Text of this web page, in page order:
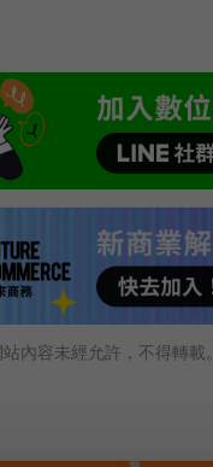
內容未經允許，不得轉載。